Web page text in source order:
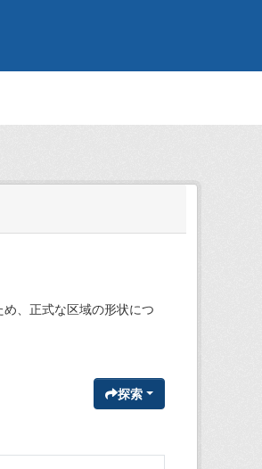
、正式な区域の形状につ
探索